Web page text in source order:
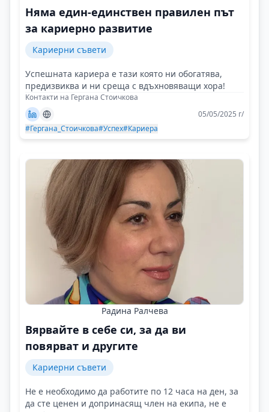
Няма един-единствен правилен път
за кариерно развитие
Кариерни съвети
Успешната кариера е тази която ни обогатява,
предизвиква и ни среща с вдъхновяващи хора!
Контакти на Гергана Стоичкова
05/05/2025 г/
#Гергана_Стоичкова#Успех#Кариера
Радина Ралчева
Вярвайте в себе си, за да ви
повярват и другите
Кариерни съвети
Не е необходимо да работите по 12 часа на ден, за
да сте ценен и допринасящ член на екипа, не е